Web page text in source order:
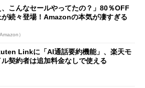
、こんなセールやってたの？」80％OFF
が続々登場！Amazonの本気が凄すぎる
）
Linkに「AI通話要約機能」、楽天モ
契約者は追加料金なしで使える